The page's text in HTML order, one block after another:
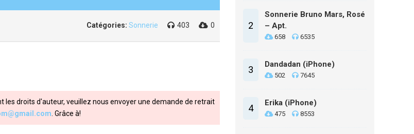
Catégories: Sonnerie 403 0
les droits d'auteur, veuillez nous envoyer une demande de retrait
. Grâce à!
2
Sonnerie Bruno Mars, Rosé
– Apt.
658 6535
3 Dandadan (iPhone)
502 7645
4 Erika (iPhone)
475 8553